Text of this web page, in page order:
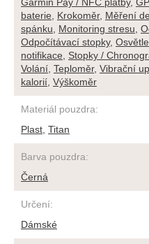
baterie
Krokoměr, Měření
spánku
Monitoring stresu
Odpočítávací stopky,
notifikace
Stopky /
Volání Teploměr, Vibrační
kalorií Výškoměr
Materiál pouzdra:
Plast Titan
Barva pouzdra:
Černá
Určení:
Dámské